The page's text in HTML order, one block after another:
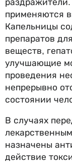
применяются
Капельницы
препаратов
веществ,
улучшающие
проведения
непрерывно
состоянии
В случаях
назначены
действие